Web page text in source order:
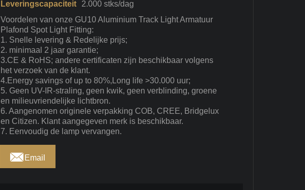
Leveringscapaciteit
2.000 stks/dag
Voordelen van onze GU10 Aluminium Track Light Armatuur
Plafond Spot Light Fitting:
1. Snelle levering & Redelijke prijs;
2. minimaal 2 jaar garantie;
3.CE & RoHS; andere certificaten zijn beschikbaar volgens
het verzoek van de klant.
4.Energy savings of up to 80%,Long life >30.000 uur;
5. Geen UV-IR-straling, geen kwik, geen verblinding, groene
en milieuvriendelijke lichtbron.
6. Aangenomen originele verpakking COB, CREE, Bridgelux
en Citizen. Klant aangegeven merk is beschikbaar.
7. Eenvoudig de lamp vervangen.
 Email